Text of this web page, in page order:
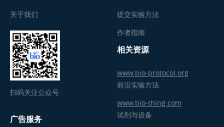
关于我们
扫码关注公众号
广告服务
提交实验方法
作者指南
相关资源
www.bio-protocol.org
前沿实验方法
www.bio-thing.com
试剂与设备